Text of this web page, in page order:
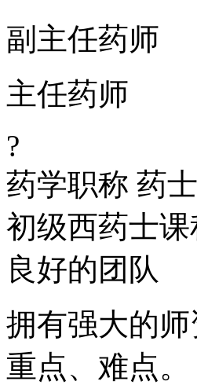
副主任药师
主任药师
?
药学职称 药士
初级西药士
良好的团队
拥有强大的
重点、难点。